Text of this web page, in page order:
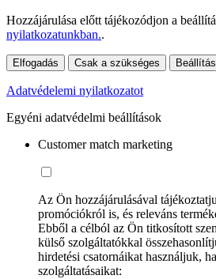
Hozzájárulása előtt tájékozódjon a
nyilatkozatunkban..
Elfogadás Csak a szükséges
Adatvédelemi nyilatkozatot
Egyéni adatvédelmi beállítások
Customer match marketing
Az Ön hozzájárulásával
promóciókról is, és releváns
Ebből a célból az Ön titkosított
külső szolgáltatókkal
hirdetési csatornáikat használjuk,
szolgáltatásaikat: